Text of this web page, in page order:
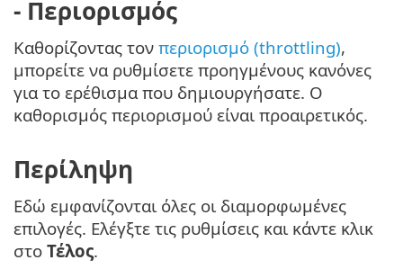
- Περιορισμός
Καθορίζοντας τον περιορισμό (throttling),
μπορείτε να ρυθμίσετε προηγμένους κανόνες
για το ερέθισμα που δημιουργήσατε. Ο
καθορισμός περιορισμού είναι προαιρετικός.
Περίληψη
Εδώ εμφανίζονται όλες οι διαμορφωμένες
επιλογές. Ελέγξτε τις ρυθμίσεις και κάντε κλικ
στο Τέλος.